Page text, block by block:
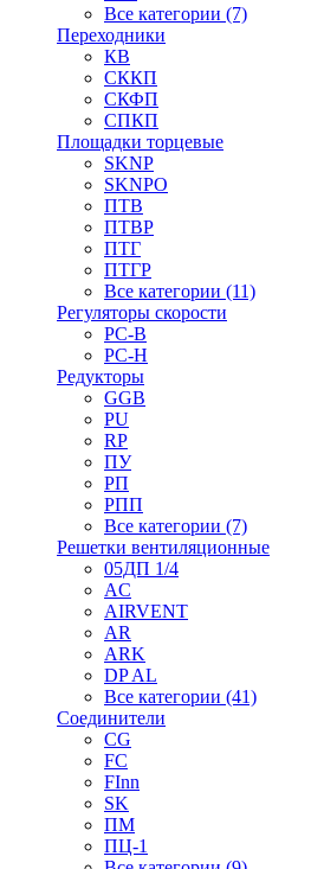
Все категории (7)
Переходники
КВ
СККП
СКФП
СПКП
Площадки торцевые
SKNP
SKNPO
ПТВ
ПТВР
ПТГ
ПТГР
Все категории (11)
Регуляторы скорости
РС-В
РС-Н
Редукторы
GGB
PU
RP
ПУ
РП
РПП
Все категории (7)
Решетки вентиляционные
05ДП 1/4
AC
AIRVENT
AR
ARK
DP AL
Все категории (41)
Соединители
CG
FC
FInn
SK
ПМ
ПЦ-1